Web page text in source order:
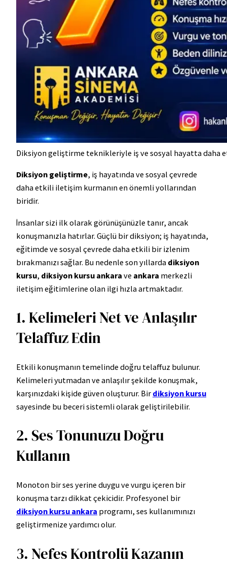
Diksiyon geliştirme teknikleriyle iş ve sosyal hayatta
Diksiyon geliştirme, iş hayatında ve sosyal çevrede
daha etkili iletişim kurmanın en önemli yollarından
biridir.
İnsanlar sizi ilk olarak görünüşünüzle tanır, ancak
konuşmanızla hatırlar. Güçlü bir diksiyon; iş hayatında,
eğitimde ve sosyal çevrede daha etkili bir izlenim
bırakmanızı sağlar. Bu nedenle son yıllarda diksiyon
kursu, diksiyon kursu ankara ve ankara merkezli
iletişim eğitimlerine olan ilgi hızla artmaktadır.
1. Kelimeleri Net ve Anlaşılır
Telaffuz Edin
Etkili konuşmanın temelinde doğru telaffuz bulunur.
Kelimeleri yutmadan ve anlaşılır şekilde konuşmak,
karşınızdaki kişide güven oluşturur. Bir diksiyon kursu
sayesinde bu beceri sistemli olarak geliştirilebilir.
2. Ses Tonunuzu Doğru
Kullanın
Monoton bir ses yerine duygu ve vurgu içeren bir
konuşma tarzı dikkat çekicidir. Profesyonel bir
diksiyon kursu ankara programı, ses kullanımınızı
geliştirmenize yardımcı olur.
3. Nefes Kontrolü Kazanın